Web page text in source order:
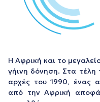
Η Αφρική και το
γήινη δόνηση. Στα τέλη
αρχές του 1990, ένας
από την Αφρική